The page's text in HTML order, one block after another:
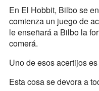
En El Hobbit, Bilbo se
comienza un juego de
le enseñará a Bilbo la
comerá.
Uno de esos acertijos
Esta cosa se devora a